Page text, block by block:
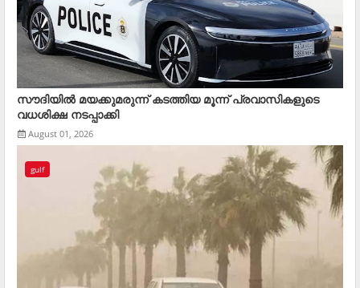
സൗദിയിൽ മയക്കുമരുന്ന് കടത്തിയ മൂന്ന് പ്രവാസികളുടെ
വധശിക്ഷ നടപ്പാക്കി
August 01, 2026
gulf